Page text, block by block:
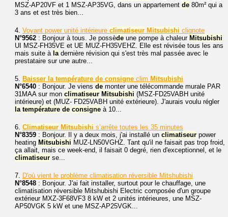
MSZ-AP20VF et 1 MSZ-AP35VG, dans un appartement de 80m² qui a
3 ans et est très bien...
4. Voyant power unité intérieure climatiseur Mitsubishi clignote
N°9562 : Bonjour à tous. Je possède une pompe à chaleur Mitsubishi
UI MSZ-FH35VE et UE MUZ-FH35VEHZ. Elle est révisée tous les ans
mais suite à la dernière révision qui s'est très mal passée avec le
prestataire sur une autre...
5. Baisser la température de consigne clim Mitsubishi
N°6540 : Bonjour. Je viens de monter une télécommande murale PAR
31MAA sur mon climatiseur Mitsubishi (MSZ-FD25VABH unité
intérieure) et (MUZ- FD25VABH unité extérieure). J'aurais voulu régler
la température de consigne à 10...
6. Climatiseur Mitsubishi s’arrête toutes les 35 minutes
N°8359 : Bonjour. Il y a deux mois, j'ai installé un climatiseur power
heating Mitsubishi MUZ-LN50VGHZ. Tant qu'il ne faisait pas trop froid,
ça allait, mais ce week-end, il faisait 0 degré, rien d'exceptionnel, et le
climatiseur se...
7.
D'où vient le problème climatisation réversible Mitshubishi
N°8548 : Bonjour. J'ai fait installer, surtout pour le chauffage, une
climatisation réversible Mitshubishi Electric composée d'un groupe
extérieur MXZ-3F68VF3 8 kW et 2 unités intérieures, une MSZ-
AP50VGK 5 kW et une MSZ-AP25VGK...